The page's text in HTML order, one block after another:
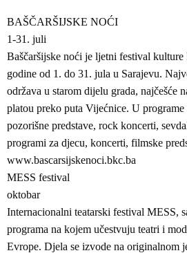
BAŠČARŠIJSKE NOĆI
1-31. juli
Baščaršijske noći je ljetni festival kulture
godine od 1. do 31. jula u Sarajevu.
održava u starom dijelu grada, najčešće
platou preko puta Vijećnice. U programe
pozorišne predstave, rock koncerti,
programi za djecu, koncerti, filmske
www.bascarsijskenoci.bkc.ba
MESS festival
oktobar
Internacionalni teatarski festival MESS,
programa na kojem učestvuju teatri i
Evrope. Djela se izvode na originalnom